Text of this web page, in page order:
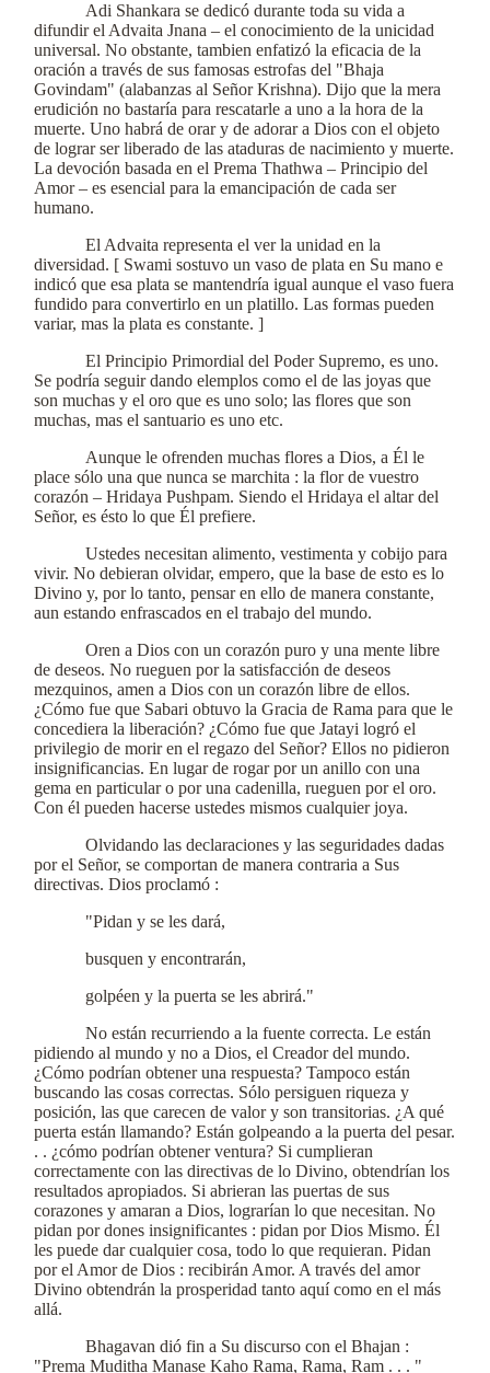
Adi Shankara se dedicó durante toda su vida a
difundir el Advaita Jnana – el conocimiento de la unicidad
universal. No obstante, tambien enfatizó la eficacia de la
oración a través de sus famosas estrofas del "Bhaja
Govindam" (alabanzas al Señor Krishna). Dijo que la mera
erudición no bastaría para rescatarle a uno a la hora de la
muerte. Uno habrá de orar y de adorar a Dios con el objeto
de lograr ser liberado de las ataduras de nacimiento y muerte.
La devoción basada en el Prema Thathwa – Principio del
Amor – es esencial para la emancipación de cada ser
humano.
El Advaita representa el ver la unidad en la
diversidad. [ Swami sostuvo un vaso de plata en Su mano e
indicó que esa plata se mantendría igual aunque el vaso fuera
fundido para convertirlo en un platillo. Las formas pueden
variar, mas la plata es constante. ]
El Principio Primordial del Poder Supremo, es uno.
Se podría seguir dando elemplos como el de las joyas que
son muchas y el oro que es uno solo; las flores que son
muchas, mas el santuario es uno etc.
Aunque le ofrenden muchas flores a Dios, a Él le
place sólo una que nunca se marchita : la flor de vuestro
corazón – Hridaya Pushpam. Siendo el Hridaya el altar del
Señor, es ésto lo que Él prefiere.
Ustedes necesitan alimento, vestimenta y cobijo para
vivir. No debieran olvidar, empero, que la base de esto es lo
Divino y, por lo tanto, pensar en ello de manera constante,
aun estando enfrascados en el trabajo del mundo.
Oren a Dios con un corazón puro y una mente libre
de deseos. No rueguen por la satisfacción de deseos
mezquinos, amen a Dios con un corazón libre de ellos.
¿Cómo fue que Sabari obtuvo la Gracia de Rama para que le
concediera la liberación? ¿Cómo fue que Jatayi logró el
privilegio de morir en el regazo del Señor? Ellos no pidieron
insignificancias. En lugar de rogar por un anillo con una
gema en particular o por una cadenilla, rueguen por el oro.
Con él pueden hacerse ustedes mismos cualquier joya.
Olvidando las declaraciones y las seguridades dadas
por el Señor, se comportan de manera contraria a Sus
directivas. Dios proclamó :
"Pidan y se les dará,
busquen y encontrarán,
golpéen y la puerta se les abrirá."
No están recurriendo a la fuente correcta. Le están
pidiendo al mundo y no a Dios, el Creador del mundo.
¿Cómo podrían obtener una respuesta? Tampoco están
buscando las cosas correctas. Sólo persiguen riqueza y
posición, las que carecen de valor y son transitorias. ¿A qué
puerta están llamando? Están golpeando a la puerta del pesar.
. . ¿cómo podrían obtener ventura? Si cumplieran
correctamente con las directivas de lo Divino, obtendrían los
resultados apropiados. Si abrieran las puertas de sus
corazones y amaran a Dios, lograrían lo que necesitan. No
pidan por dones insignificantes : pidan por Dios Mismo. Él
les puede dar cualquier cosa, todo lo que requieran. Pidan
por el Amor de Dios : recibirán Amor. A través del amor
Divino obtendrán la prosperidad tanto aquí como en el más
allá.
Bhagavan dió fin a Su discurso con el Bhajan :
"Prema Muditha Manase Kaho Rama, Rama, Ram . . . "